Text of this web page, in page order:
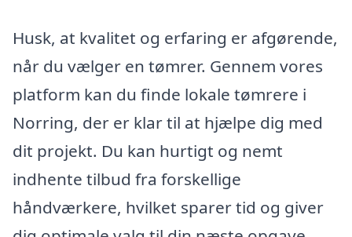
Husk, at kvalitet og erfaring er afgørende,
når du vælger en tømrer. Gennem vores
platform kan du finde lokale tømrere i
Norring, der er klar til at hjælpe dig med
dit projekt. Du kan hurtigt og nemt
indhente tilbud fra forskellige
håndværkere, hvilket sparer tid og giver